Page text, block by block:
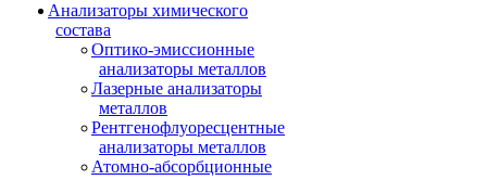
Анализаторы химического
состава
Оптико-эмиссионные
анализаторы металлов
Лазерные анализаторы
металлов
Рентгенофлуоресцентные
анализаторы металлов
Атомно-абсорбционные